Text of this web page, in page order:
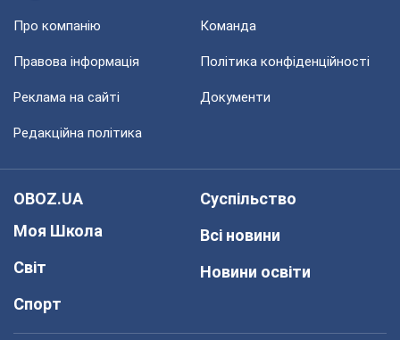
Про компанію Команда
Правова інформація Політика конфіденційності
Реклама на сайті Документи
Редакційна політика
OBOZ.UA
Моя Школа
Світ
Спорт
Суспільство
Всі новини
Новини освіти